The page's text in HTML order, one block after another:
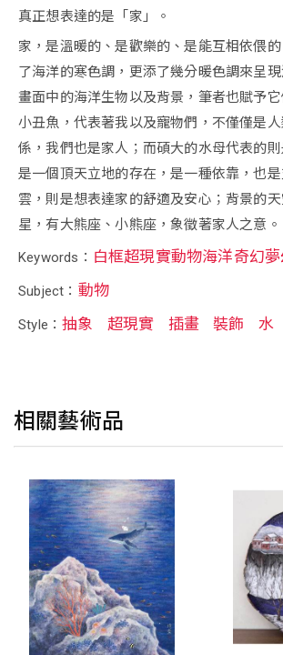
真正想表達的是「家」。
家，是溫暖的、是歡樂的、是能互相依偎
了海洋的寒色調，更添了幾分暖色調來呈
畫面中的海洋生物以及背景，筆者也賦予它
小丑魚，代表著我以及寵物們，不僅僅是
係，我們也是家人；而碩大的水母代表的
是一個頂天立地的存在，是一種依靠，也
雲，則是想表達家的舒適及安心；背景的
星，有大熊座、小熊座，象徵著家人之意。
Keywords： 白框超現實動物海洋奇幻
Subject： 動物
Style：抽象 超現實 插畫 裝飾 水
相關藝術品